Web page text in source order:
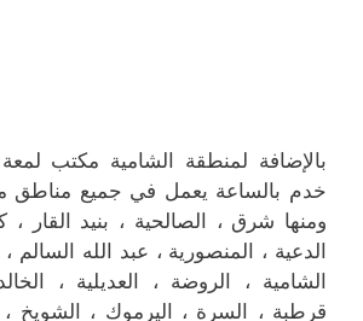
بالإضافة لمنطقة الشامية مكتب
خدم بالساعة يعمل في جميع مناطق
ومنها شرق ، الصالحية ، بنيد القار ،
الدعية ، المنصورية ، عبد الله السالم ،
الشامية ، الروضة ، العديلية ،
قرطبة ، السرة ، اليرموك ، الشويخ